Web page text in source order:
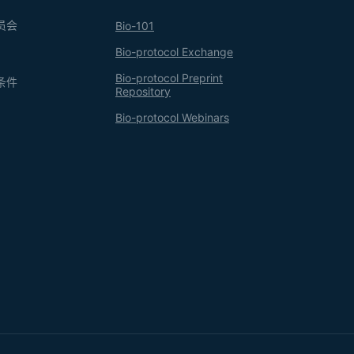
Bio-101
Bio-protocol Exchange
Bio-protocol Preprint
Repository
Bio-protocol Webinars
会
件